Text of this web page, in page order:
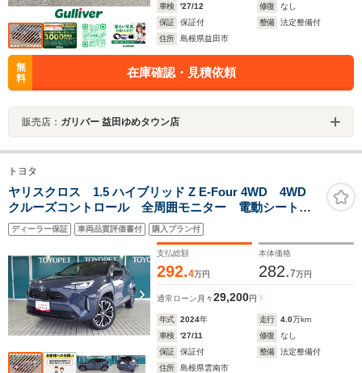
車検
'27/12 修復
なし
保証
保証付 整備
法定整備付
住所
島根県益田市
無
料
在庫確認・見積依頼
販売店： ガリバー 益田ゆめタウン店
トヨタ
ヤリスクロス 1.5 ハイブリッド Z E-Four 4WD 4WD
クルーズコントロール 全周囲モニター 電動シート
ETC ワンオーナー車
ディーラー保証 車両品質評価書付 購入プラン付
支払総額
292.4万円
本体価格
282.7万円
通常ローン 月々29,200円
年式 2024年 走行 4.0万km
車検
'27/11 修復
なし
保証
保証付 整備
法定整備付
住所
島根県雲南市